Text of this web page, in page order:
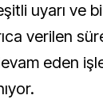
uyarı ve
verilen
eden